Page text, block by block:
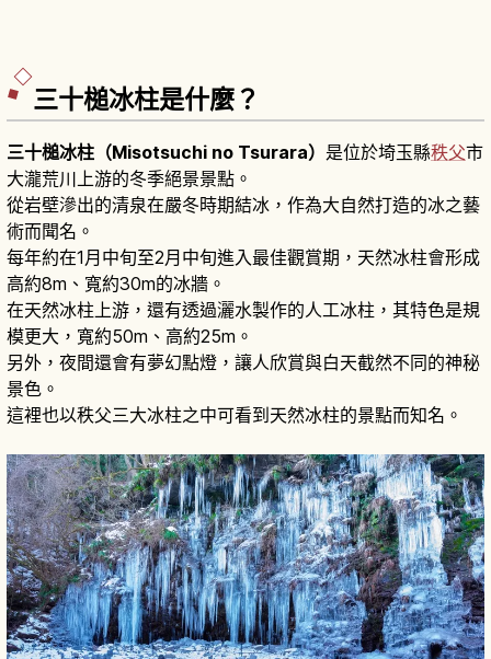
三十槌冰柱是什麼？
三十槌冰柱（Misotsuchi no Tsurara） 是位於埼玉縣秩父市
大瀧荒川上游的冬季絕景景點。
從岩壁滲出的清泉在嚴冬時期結冰，作為大自然打造的冰之藝
術而聞名。
每年約在1月中旬至2月中旬進入最佳觀賞期，天然冰柱會形成
高約8m、寬約30m的冰牆。
在天然冰柱上游，還有透過灑水製作的人工冰柱，其特色是規
模更大，寬約50m、高約25m。
另外，夜間還會有夢幻點燈，讓人欣賞與白天截然不同的神秘
景色。
這裡也以秩父三大冰柱之中可看到天然冰柱的景點而知名。